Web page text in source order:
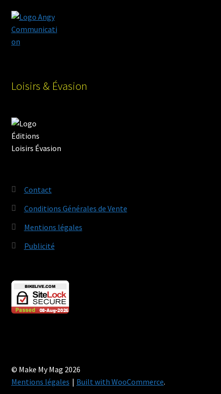
Loisirs & Évasion
Contact
Conditions Générales de Vente
Mentions légales
Publicité
© Make My Mag 2026
Mentions légales
Built with WooCommerce.